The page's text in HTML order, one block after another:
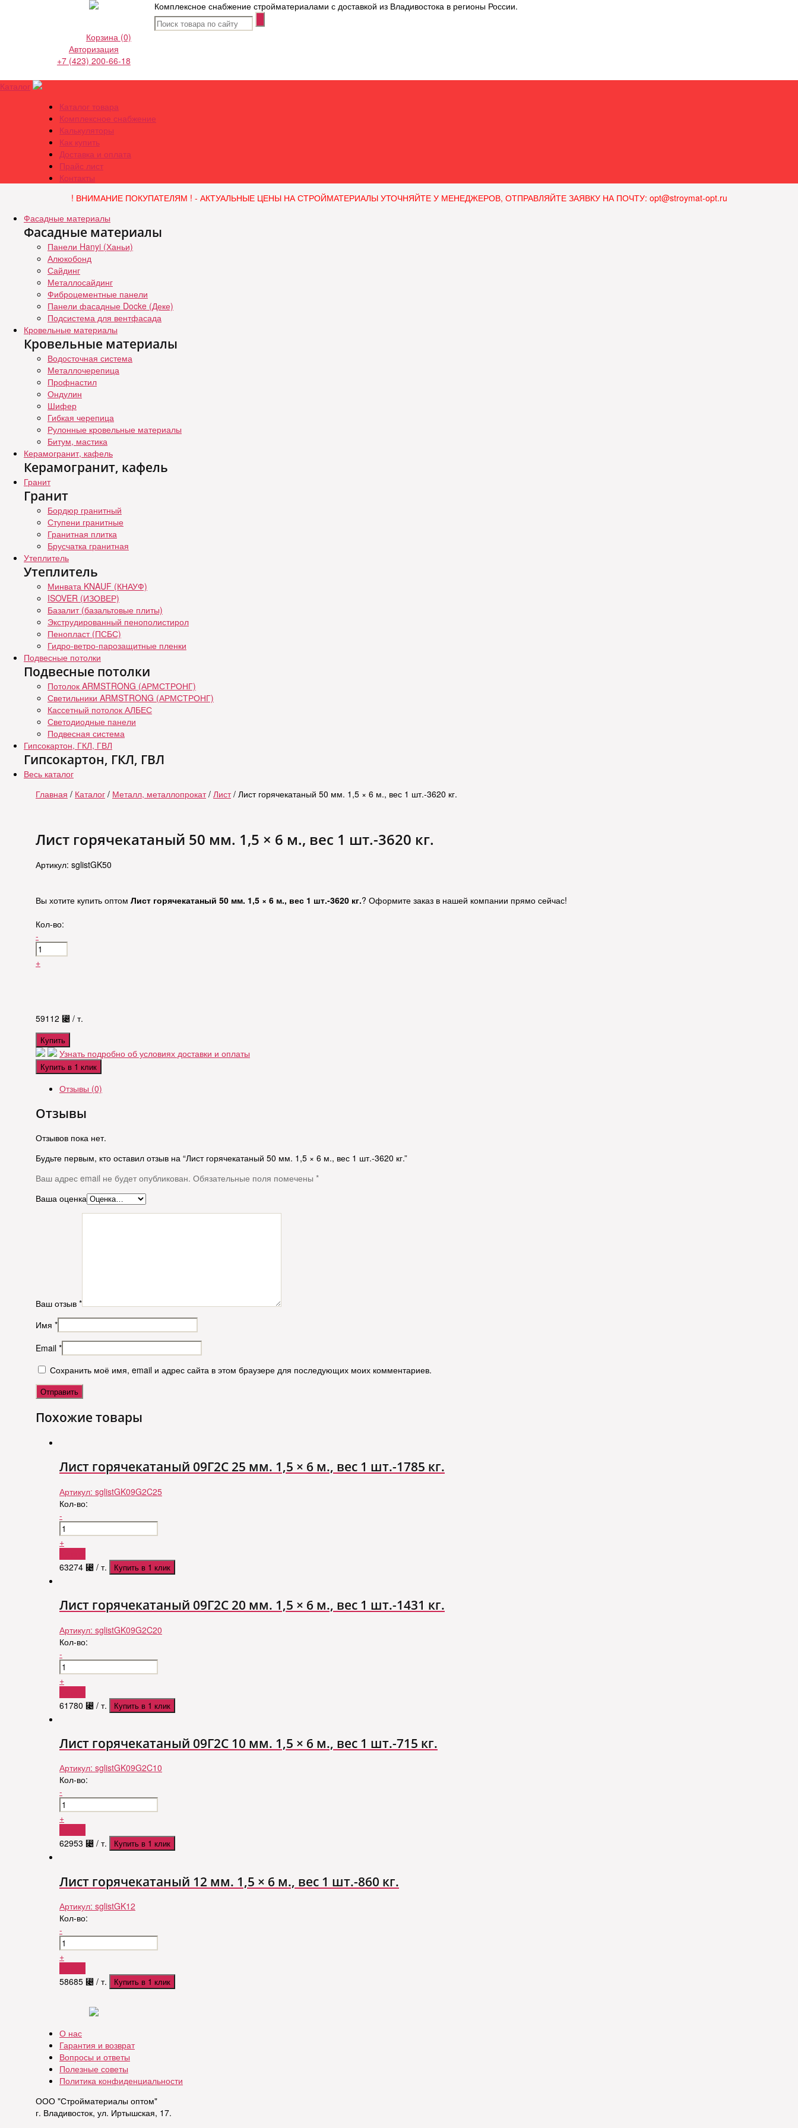
Комплексное снабжение стройматериалами с доставкой из Владивостока в регионы России.
Корзина (0)
Авторизация
+7 (423) 200-66-18
Каталог
Каталог товара
Комплексное снабжение
Калькуляторы
Как купить
Доставка и оплата
Прайс лист
Контакты
! ВНИМАНИЕ ПОКУПАТЕЛЯМ ! - АКТУАЛЬНЫЕ ЦЕНЫ НА СТРОЙМАТЕРИАЛЫ УТОЧНЯЙТЕ У МЕНЕДЖЕРОВ, ОТПРАВЛЯЙТЕ ЗАЯВКУ НА ПОЧТУ: opt@stroymat-opt.ru
Фасадные материалы
Фасадные материалы
Панели Hanyi (Ханьи)
Алюкобонд
Сайдинг
Металлосайдинг
Фиброцементные панели
Панели фасадные Docke (Деке)
Подсистема для вентфасада
Кровельные материалы
Кровельные материалы
Водосточная система
Металлочерепица
Профнастил
Ондулин
Шифер
Гибкая черепица
Рулонные кровельные материалы
Битум, мастика
Керамогранит, кафель
Керамогранит, кафель
Гранит
Гранит
Бордюр гранитный
Ступени гранитные
Гранитная плитка
Брусчатка гранитная
Утеплитель
Утеплитель
Минвата KNAUF (КНАУФ)
ISOVER (ИЗОВЕР)
Базалит (базальтовые плиты)
Экструдированный пенополистирол
Пенопласт (ПСБС)
Гидро-ветро-парозащитные пленки
Подвесные потолки
Подвесные потолки
Потолок ARMSTRONG (АРМСТРОНГ)
Светильники ARMSTRONG (АРМСТРОНГ)
Кассетный потолок АЛБЕС
Светодиодные панели
Подвесная система
Гипсокартон, ГКЛ, ГВЛ
Гипсокартон, ГКЛ, ГВЛ
Весь каталог
Главная / Каталог / Металл, металлопрокат/ Лист/ Лист горячекатаный 50 мм. 1,5 × 6 м., вес 1 шт.-3620 кг.
Лист горячекатаный 50 мм. 1,5 × 6 м., вес 1 шт.-3620 кг.
Артикул: sglistGK50
Вы хотите купить оптом Лист горячекатаный 50 мм. 1,5 × 6 м., вес 1 шт.-3620 кг.? Оформите заказ в нашей компании прямо сейчас!
Кол-во:
-
+
59112 ⃄ / т.
Купить
Узнать подробно об условиях доставки и оплаты
Купить в 1 клик
Отзывы (0)
Отзывы
Отзывов пока нет.
Будьте первым, кто оставил отзыв на “Лист горячекатаный 50 мм. 1,5 × 6 м., вес 1 шт.-3620 кг.”
Ваш адрес email не будет опубликован. Обязательные поля помечены *
Ваша оценка
Ваш отзыв *
Имя *
Email *
Сохранить моё имя, email и адрес сайта в этом браузере для последующих моих комментариев.
Похожие товары
Лист горячекатаный 09Г2С 25 мм. 1,5 × 6 м., вес 1 шт.-1785 кг.
Артикул: sglistGK09G2C25
Кол-во:
-
+
63274 ⃄ / т. Купить в 1 клик
Лист горячекатаный 09Г2С 20 мм. 1,5 × 6 м., вес 1 шт.-1431 кг.
Артикул: sglistGK09G2C20
Кол-во:
-
+
61780 ⃄ / т. Купить в 1 клик
Лист горячекатаный 09Г2С 10 мм. 1,5 × 6 м., вес 1 шт.-715 кг.
Артикул: sglistGK09G2C10
Кол-во:
-
+
62953 ⃄ / т. Купить в 1 клик
Лист горячекатаный 12 мм. 1,5 × 6 м., вес 1 шт.-860 кг.
Артикул: sglistGK12
Кол-во:
-
+
58685 ⃄ / т. Купить в 1 клик
О нас
Гарантия и возврат
Вопросы и ответы
Полезные советы
Политика конфиденциальности
ООО "Стройматериалы оптом"
г. Владивосток, ул. Иртышская, 17.